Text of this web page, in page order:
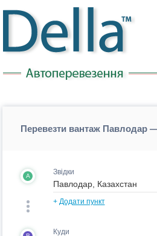
Перевезти вантаж Павлодар
A Звідки
+ Додати пункт
Куди